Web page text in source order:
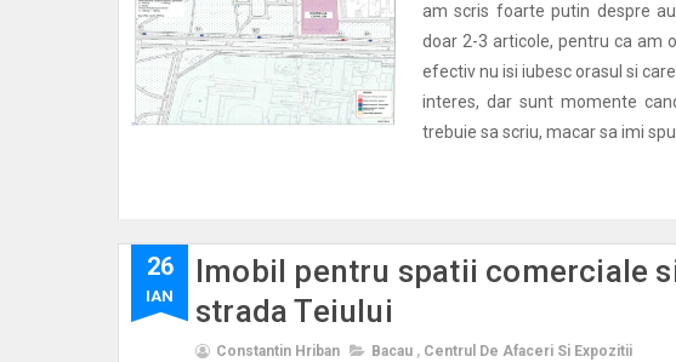
am scris foarte putin despre
doar 2-3 articole, pentru ca am
efectiv nu isi iubesc orasul si
interes, dar sunt momente
trebuie sa scriu, macar sa imi
26
IAN
Imobil pentru spatii comerciale
strada Teiului
Constantin Hriban Bacau , Centrul De Afaceri Si Expozitii